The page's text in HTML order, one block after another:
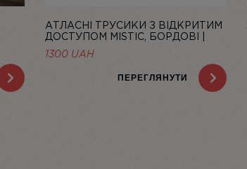
АТЛАСНІ ТРУСИКИ З ВІДКРИТИМ
ДОСТУПОМ MISTIC, БОРДОВІ |
LINIYA
1300 UAH
ПЕРЕГЛЯНУТИ